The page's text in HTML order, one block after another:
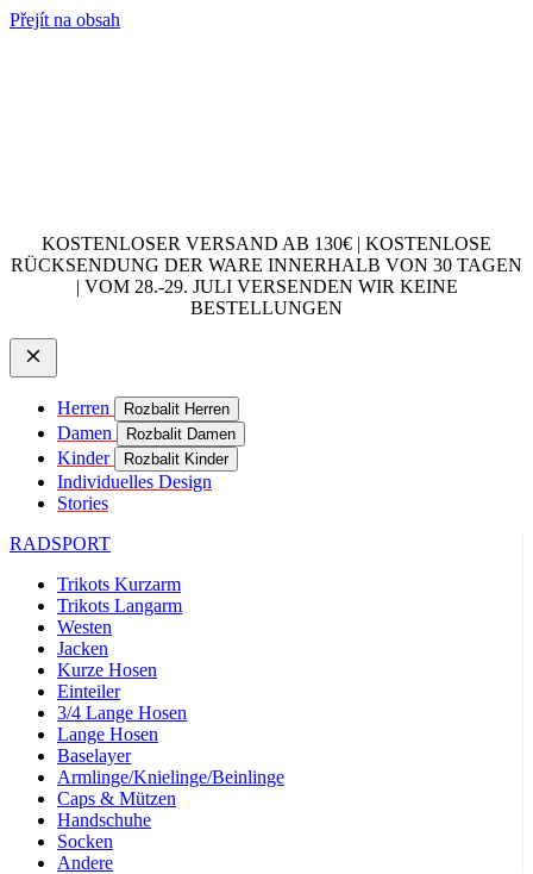
Přejít na obsah
KOSTENLOSER VERSAND AB 130€ | KOSTENLOSE
RÜCKSENDUNG DER WARE INNERHALB VON 30 TAGEN
| VOM 28.-29. JULI VERSENDEN WIR KEINE
BESTELLUNGEN
Herren Rozbalit Herren
Damen Rozbalit Damen
Kinder Rozbalit Kinder
Individuelles Design
Stories
RADSPORT
Trikots Kurzarm
Trikots Langarm
Westen
Jacken
Kurze Hosen
Einteiler
3/4 Lange Hosen
Lange Hosen
Baselayer
Armlinge/Knielinge/Beinlinge
Caps & Mützen
Handschuhe
Socken
Andere